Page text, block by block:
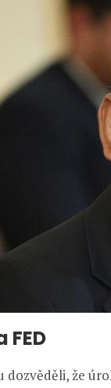
dozvěděli, že